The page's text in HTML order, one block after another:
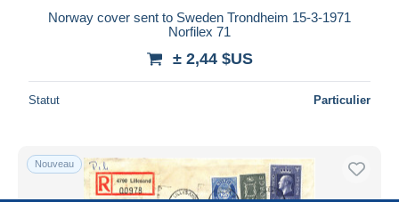
Norway cover sent to Sweden Trondheim 15-3-1971
Norfilex 71
± 2,44 $US
Statut Particulier
Nouveau